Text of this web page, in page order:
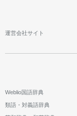
運営会社サイト
Weblio国語辞典
類語・対義語辞典